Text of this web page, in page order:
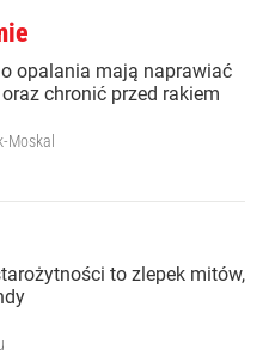
opalania mają naprawiać
chronić przed rakiem
Moskal
to zlepek mitów,